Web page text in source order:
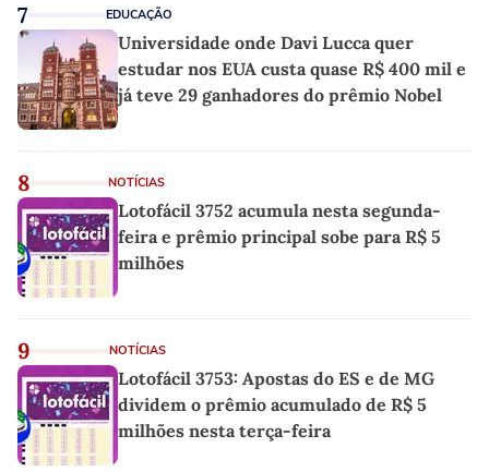
7 EDUCAÇÃO
Universidade onde Davi Lucca quer
estudar nos EUA custa quase R$ 400 mil e
já teve 29 ganhadores do prêmio Nobel
8 NOTÍCIAS
Lotofácil 3752 acumula nesta segunda-
feira e prêmio principal sobe para R$ 5
milhões
9 NOTÍCIAS
Lotofácil 3753: Apostas do ES e de MG
dividem o prêmio acumulado de R$ 5
milhões nesta terça-feira